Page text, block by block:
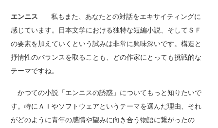
エンニス 私もまた、あなたとの対話をエキサイティングに
感じています。日本文学における独特な短編小説、そしてＳＦ
の要素を加えていくという試みは非常に興味深いです。構造と
抒情性のバランスを取ることも、どの作家にとっても挑戦的な
テーマですね。
かつての小説「エンニスの誘惑」についてもっと知りたいで
す。特にＡＩやソフトウェアというテーマを選んだ理由、それ
がどのように青年の感情や望みに向き合う物語に繋がったの